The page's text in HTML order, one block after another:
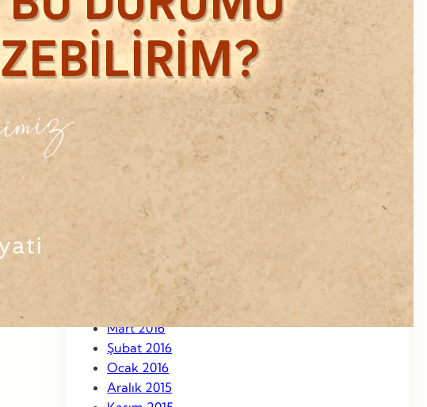
Eylül 2017
Ağustos 2017
Temmuz 2017
Haziran 2017
Mayıs 2017
Nisan 2017
Aralık 2016
Kasım 2016
Eylül 2016
Ağustos 2016
Temmuz 2016
Haziran 2016
Mayıs 2016
Nisan 2016
Mart 2016
Şubat 2016
Ocak 2016
Aralık 2015